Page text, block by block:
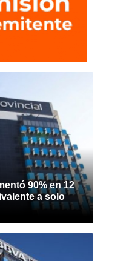
90% en 12
a solo